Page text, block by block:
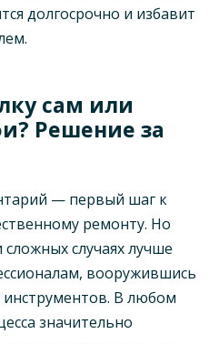
долгосрочно и избавит
сам или
Решение за
— первый шаг к
ремонту. Но
случаях лучше
вооружившись
В любом
значительно